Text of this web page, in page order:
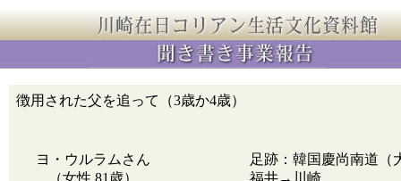
徴用された父を追って（3歳か4歳）
ヨ・ウルラムさん
（女性 81歳）
足跡：韓国慶尚南道
福井→川崎